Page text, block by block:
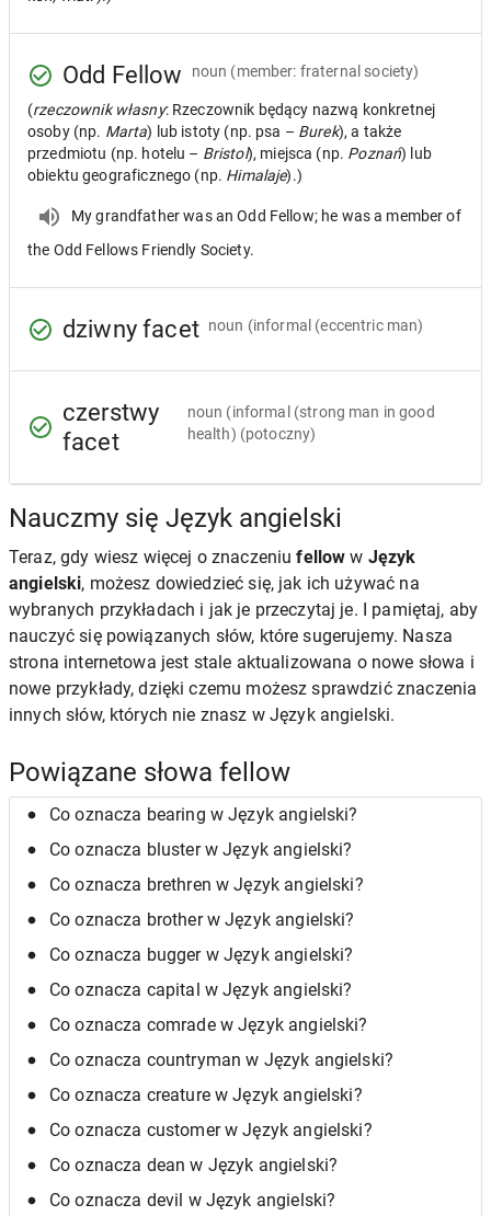
Odd Fellow noun (member: fraternal society)
(rzeczownik własny: Rzeczownik będący nazwą konkretnej
osoby (np. Marta) lub istoty (np. psa – Burek), a także
przedmiotu (np. hotelu – Bristol), miejsca (np. Poznań) lub
obiektu geograficznego (np. Himalaje).)
My grandfather was an Odd Fellow; he was a member of
the Odd Fellows Friendly Society.
dziwny facet noun (informal (eccentric man)
czerstwy
facet
noun (informal (strong man in good
health) (potoczny)
Nauczmy się Język angielski
Teraz, gdy wiesz więcej o znaczeniufellow w Język
angielski, możesz dowiedzieć się, jak ich używać na
wybranych przykładach i jak je przeczytaj je. I pamiętaj, aby
nauczyć się powiązanych słów, które sugerujemy. Nasza
strona internetowa jest stale aktualizowana o nowe słowa i
nowe przykłady, dzięki czemu możesz sprawdzić znaczenia
innych słów, których nie znasz w Język angielski.
Powiązane słowa fellow
Co oznacza bearing w Język angielski?
Co oznacza bluster w Język angielski?
Co oznacza brethren w Język angielski?
Co oznacza brother w Język angielski?
Co oznacza bugger w Język angielski?
Co oznacza capital w Język angielski?
Co oznacza comrade w Język angielski?
Co oznacza countryman w Język angielski?
Co oznacza creature w Język angielski?
Co oznacza customer w Język angielski?
Co oznacza dean w Język angielski?
Co oznacza devil w Język angielski?